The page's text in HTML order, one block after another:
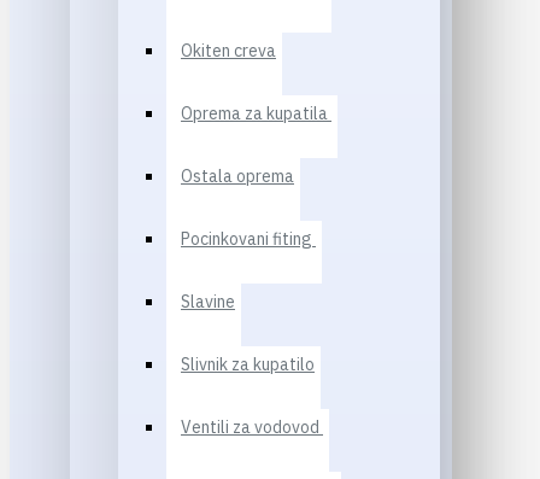
Okiten creva
Oprema za kupatila
Ostala oprema
Pocinkovani fiting
Slavine
Slivnik za kupatilo
Ventili za vodovod